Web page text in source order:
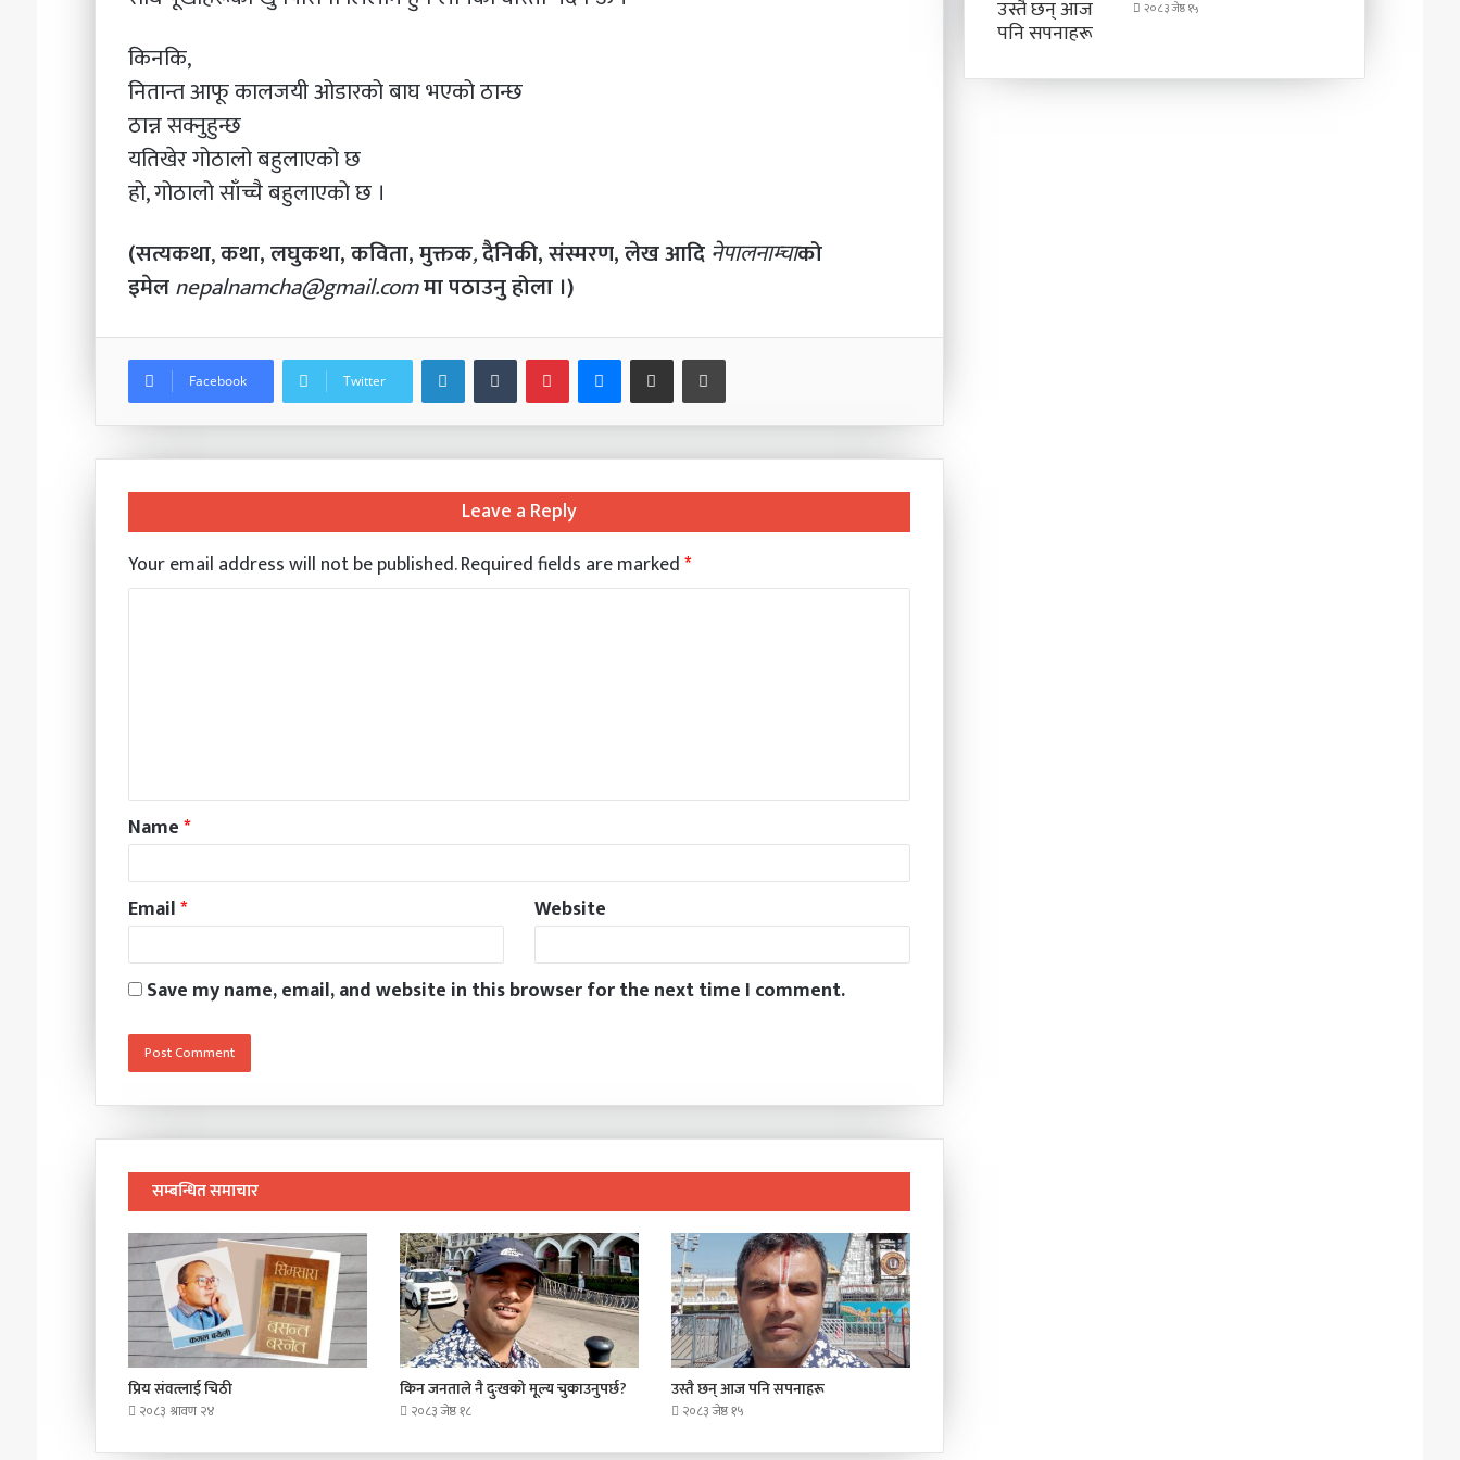
किनकि,
नितान्त आफू कालजयी ओडारको बाघ भएको ठान्छ
ठान्न सक्नुहुन्छ
यतिखेर गोठालो बहुलाएको छ
हो, गोठालो साँच्चै बहुलाएको छ ।
(सत्यकथा,कथा, लघुकथा, कविता,मुक्तक,दैनिकी, संस्मरण, लेख आदि नेपालनाम्चाको
इमेलnepalnamcha@gmail.comमा पठाउनु होला ।)
Facebook Twitter
LinkedInTumblrPinterestMessenger
Share via Email Print
Leave a Reply
Your email address will not be published.Required fields are marked*
Name*
Email* Website
Save my name, email, and website in this browser for the next time I comment.
सम्बन्धित समाचार
प्रिय संवत्लाई चिठी
२०८३ श्रावण २४
किन जनताले नै दुःखको मूल्य चुकाउनुपर्छ?
२०८३ जेष्ठ १८
उस्तै छन् आज पनि सपनाहरू
२०८३ जेष्ठ १५
२०८३ जेष्ठ १५